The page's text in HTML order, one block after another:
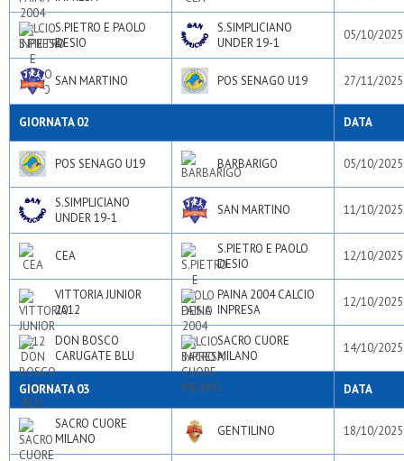
S.PIETRO E PAOLO
DESIO
S.SIMPLICIANO
UNDER 19-1
05/10/2025
SAN MARTINO POS SENAGO U19 27/11/2025
GIORNATA 02 DATA
POS SENAGO U19 BARBARIGO 05/10/2025
S.SIMPLICIANO
UNDER 19-1
SAN MARTINO 11/10/2025
CEA
S.PIETRO E PAOLO
DESIO
12/10/2025
VITTORIA JUNIOR
2012
PAINA 2004 CALCIO
INPRESA
12/10/2025
DON BOSCO
CARUGATE BLU
SACRO CUORE
MILANO
14/10/2025
GIORNATA 03 DATA
SACRO CUORE
MILANO
GENTILINO 18/10/2025